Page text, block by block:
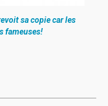
sa copie car les
fameuses!